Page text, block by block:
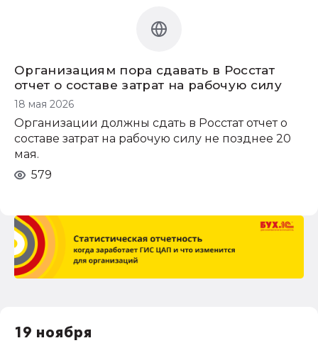
1С:Лекторий
Организациям пора сдавать в Росстат
отчет о составе затрат на рабочую силу
18 мая 2026
Организации должны сдать в Росстат отчет о
составе затрат на рабочую силу не позднее 20
мая.
579
19 ноября